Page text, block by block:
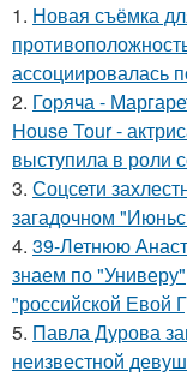
1. Новая съёмка
ассоциировалась
2. Горяча -
House Tour -
выступила в роли
3. Соцсети
загадочном
4. 39-Летнюю
знаем по
"российской Евой
5. Павла Дурова
неизвестной